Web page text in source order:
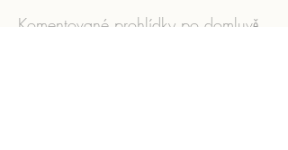
Komentované prohlídky po domluvě.